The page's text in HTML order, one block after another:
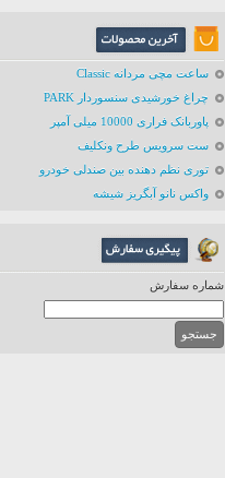
ساعت مچی مردانه Classic
چراغ خورشیدی سنسوردار PARK
پاوربانک فراری 10000 میلی آمپر
ست سرویس طرح ونکلیف
توری نظم دهنده بین صندلی خودرو
واکس نانو آبگریز شیشه
شماره سفارش